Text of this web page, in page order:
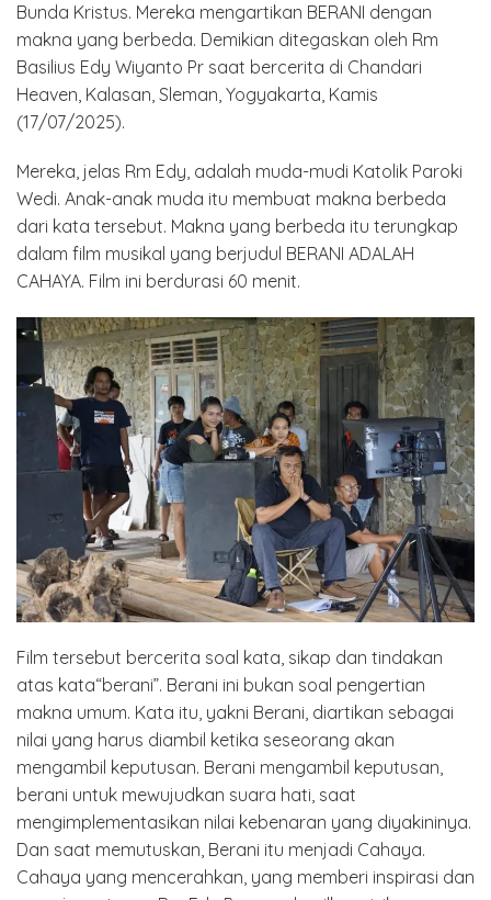
Bunda Kristus. Mereka mengartikan BERANI dengan
makna yang berbeda. Demikian ditegaskan oleh Rm
Basilius Edy Wiyanto Pr saat bercerita di Chandari
Heaven, Kalasan, Sleman, Yogyakarta, Kamis
(17/07/2025).
Mereka, jelas Rm Edy, adalah muda-mudi Katolik Paroki
Wedi. Anak-anak muda itu membuat makna berbeda
dari kata tersebut. Makna yang berbeda itu terungkap
dalam film musikal yang berjudul BERANI ADALAH
CAHAYA. Film ini berdurasi 60 menit.
Film tersebut bercerita soal kata, sikap dan tindakan
atas kata“berani”. Berani ini bukan soal pengertian
makna umum. Kata itu, yakni Berani, diartikan sebagai
nilai yang harus diambil ketika seseorang akan
mengambil keputusan. Berani mengambil keputusan,
berani untuk mewujudkan suara hati, saat
mengimplementasikan nilai kebenaran yang diyakininya.
Dan saat memutuskan, Berani itu menjadi Cahaya.
Cahaya yang mencerahkan, yang memberi inspirasi dan